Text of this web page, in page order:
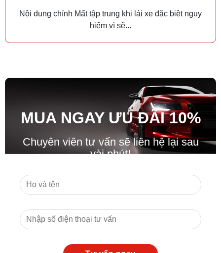
Nội dung chính Mất tập trung khi lái xe đặc biệt nguy
hiểm vì sẽ...
MUA NGAY ƯU ĐÃI10%
Chuyên viên tư vấn sẽ liên hệ lại sau
vài phút!